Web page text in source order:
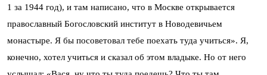
1 за 1944 год), и там написано, что в Москве открывается
православный Богословский институт в Новодевичьем
монастыре. Я бы посоветовал тебе поехать туда учиться». Я,
конечно, хотел учиться и сказал об этом владыке. Но от него